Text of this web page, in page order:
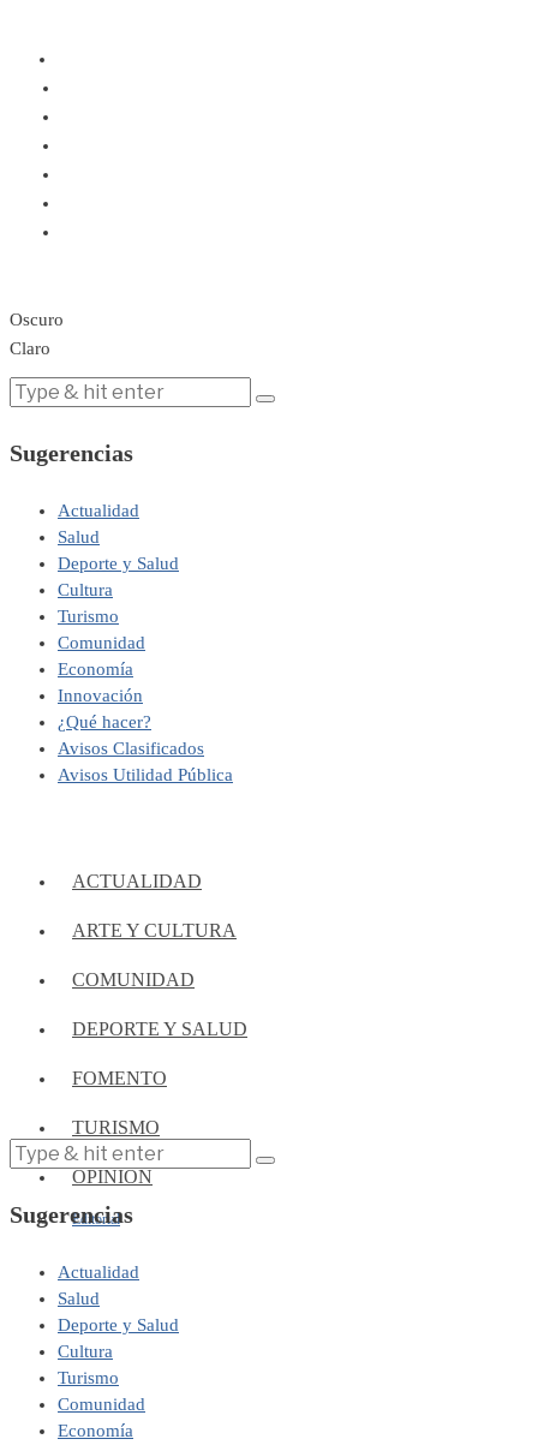
Oscuro
Claro
Sugerencias
Actualidad
Salud
Deporte y Salud
Cultura
Turismo
Comunidad
Economía
Innovación
¿Qué hacer?
Avisos Clasificados
Avisos Utilidad Pública
ACTUALIDAD
ARTE Y CULTURA
COMUNIDAD
DEPORTE Y SALUD
FOMENTO
TURISMO
OPINIÓN
Editorial
Sugerencias
Actualidad
Salud
Deporte y Salud
Cultura
Turismo
Comunidad
Economía